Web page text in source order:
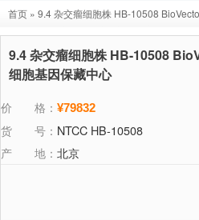
首页 » 9.4 杂交瘤细胞株 HB-10508
心
9.4 杂交瘤细胞株 HB-10508
细胞基因保藏中心
价 格： ¥79832
货 号： NTCC HB-10508
产 地： 北京